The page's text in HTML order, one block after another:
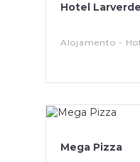
Hotel Larverde
Alojamento -
Mega Pizza